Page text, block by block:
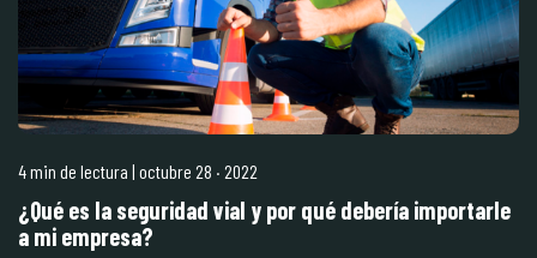
4 min de lectura | octubre 28 · 2022
¿Qué es la seguridad vial y por qué debería importarle
a mi empresa?